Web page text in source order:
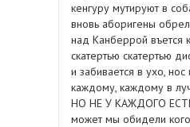
кенгуру мутируют в
вновь аборигены
над Канберрой въется
скатертью скатертью
и забивается в ухо, нос
каждому, каждому в
НО НЕ У КАЖДОГО
может мы обидели